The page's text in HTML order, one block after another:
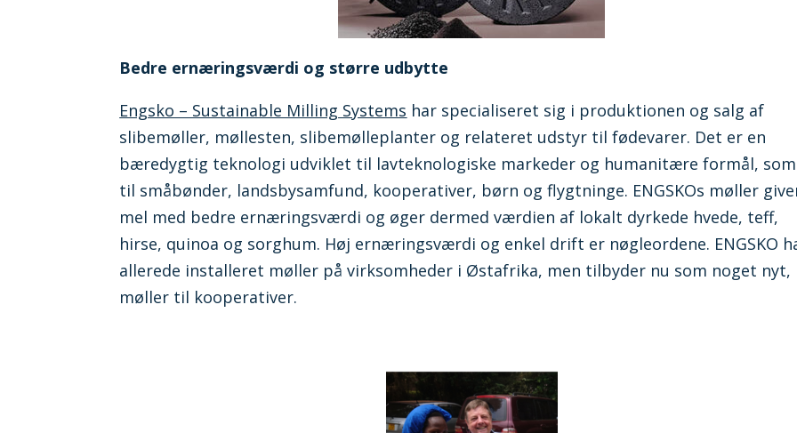
Bedre ernæringsværdi og større udbytte
Engsko – Sustainable Milling Systems har specialiseret sig i produktionen og salg af
slibemøller, møllesten, slibemølleplanter og relateret udstyr til fødevarer. Det er en
bæredygtig teknologi udviklet til lavteknologiske markeder og humanitære formål,
til småbønder, landsbysamfund, kooperativer, børn og flygtninge. ENGSKOs møller
mel med bedre ernæringsværdi og øger dermed værdien af ​​lokalt dyrkede hvede, teff,
hirse, quinoa og sorghum. Høj ernæringsværdi og enkel drift er nøgleordene. ENGSKO
allerede installeret møller på virksomheder i Østafrika, men tilbyder nu som noget nyt,
møller til kooperativer.